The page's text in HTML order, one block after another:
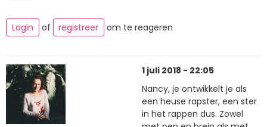
Login of registreer om te reageren
1 juli 2018 - 22:05
Nancy, je ontwikkelt je als
een heuse rapster, een ster
in het rappen dus. Zowel